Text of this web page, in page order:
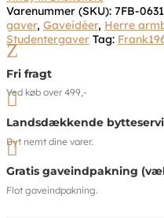
Varenummer (SKU): 7FB-0631
gaver, Gaveidéer, Herre
Studentergaver Tag:
Z
Fri fragt
Ved køb over 499,-

Landsdækkende
Byt nemt dine varer.

Gratis gaveindpakning
Flot gaveindpakning.